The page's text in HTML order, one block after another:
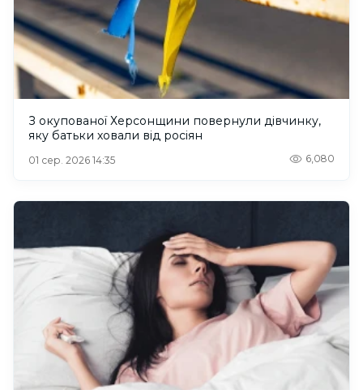
З окупованої Херсонщини повернули дівчинку,
яку батьки ховали від росіян
01 сер. 2026 14:35 6,080